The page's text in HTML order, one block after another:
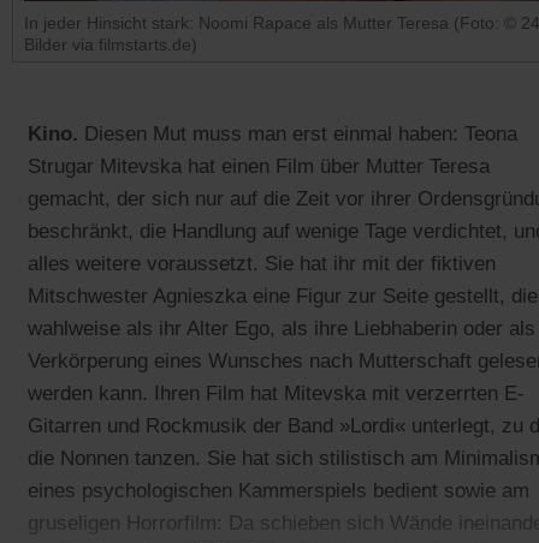
In jeder Hinsicht stark: Noomi Rapace als Mutter Teresa (Foto: © 24
Bilder via filmstarts.de)
Kino. Diesen Mut muss man erst einmal haben: Teona
Strugar Mitevska hat einen Film über Mutter Teresa
gemacht, der sich nur auf die Zeit vor ihrer
beschränkt, die Handlung auf wenige Tage verdichtet,
alles weitere voraussetzt. Sie hat ihr mit der fiktiven
Mitschwester Agnieszka eine Figur zur Seite gestellt, die
wahlweise als ihr Alter Ego, als ihre Liebhaberin oder als
Verkörperung eines Wunsches nach Mutterschaft
werden kann. Ihren Film hat Mitevska mit verzerrten E-
Gitarren und Rockmusik der Band »Lordi« unterlegt, zu
die Nonnen tanzen. Sie hat sich stilistisch am
eines psychologischen Kammerspiels bedient sowie am
gruseligen Horrorfilm: Da schieben sich Wände